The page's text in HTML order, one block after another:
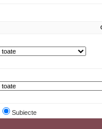
Subiecte